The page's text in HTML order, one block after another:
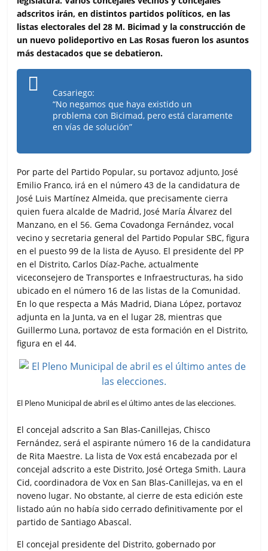
b
o
k
t
e
s
A
p
p
l
a
r
t
i
r
adscritos irán, en distintos partidos políticos, en las
listas electorales del 28 M. Bicimad y la construcción de
un nuevo polideportivo en Las Rosas fueron los asuntos
más destacados que se debatieron.
Casariego:
“No negamos que haya existido un
problema con Bicimad, pero está claramente
en vías de solución”
Por parte del Partido Popular, su portavoz adjunto, José
Emilio Franco, irá en el número 43 de la candidatura de
José Luis Martínez Almeida, que precisamente cierra
quien fuera alcalde de Madrid, José María Álvarez del
Manzano, en el 56. Gema Covadonga Fernández, vocal
vecino y secretaria general del Partido Popular SBC, figura
en el puesto 99 de la lista de Ayuso. El presidente del PP
en el Distrito, Carlos Díaz-Pache, actualmente
viceconsejero de Transportes e Infraestructuras, ha sido
ubicado en el número 16 de las listas de la Comunidad.
En lo que respecta a Más Madrid, Diana López, portavoz
adjunta en la Junta, va en el lugar 28, mientras que
Guillermo Luna, portavoz de esta formación en el Distrito,
figura en el 44.
El Pleno Municipal de abril es el último antes de las elecciones.
El concejal adscrito a San Blas-Canillejas, Chisco
Fernández, será el aspirante número 16 de la candidatura
de Rita Maestre. La lista de Vox está encabezada por el
concejal adscrito a este Distrito, José Ortega Smith. Laura
Cid, coordinadora de Vox en San Blas-Canillejas, va en el
noveno lugar. No obstante, al cierre de esta edición este
listado aún no había sido cerrado definitivamente por el
partido de Santiago Abascal.
El concejal presidente del Distrito, gobernado por